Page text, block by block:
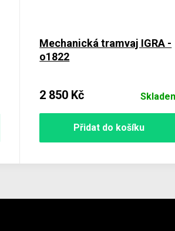
Mechanická tramvaj IGRA -
o1822
2 850 Kč
Přidat do košíku